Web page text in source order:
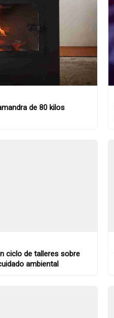
de 80 kilos
ciclo de talleres sobre
ambiental